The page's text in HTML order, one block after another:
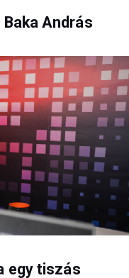
András
egy tiszás